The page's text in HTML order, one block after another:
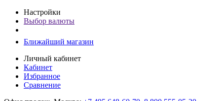
Настройки
Выбор валюты
Ближайший магазин
Личный кабинет
Кабинет
Избранное
Сравнение